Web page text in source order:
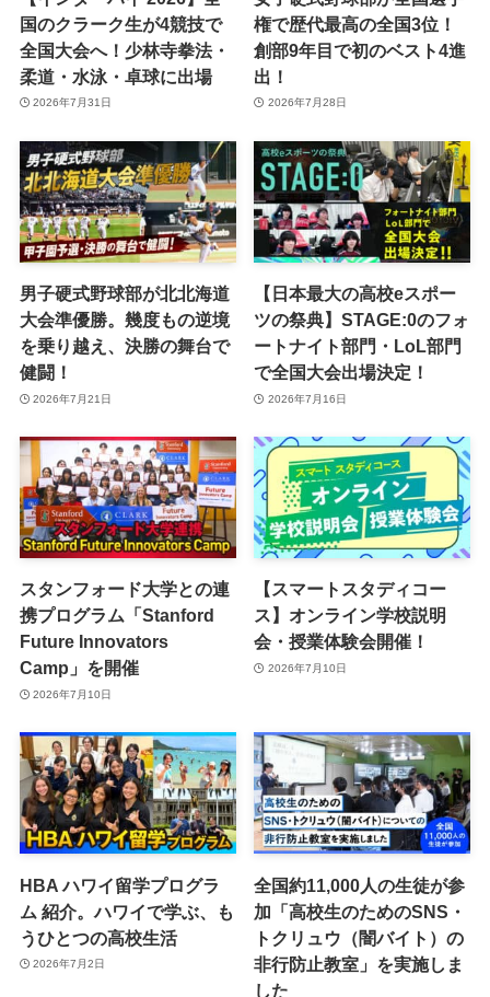
国のクラーク生が4競技で
全国大会へ！少林寺拳法・
柔道・水泳・卓球に出場
2026年7月31日
権で歴代最高の全国3位！
創部9年目で初のベスト4進
出！
2026年7月28日
男子硬式野球部が北北海道
大会準優勝。幾度もの逆境
を乗り越え、決勝の舞台で
健闘！
2026年7月21日
【日本最大の高校eスポー
ツの祭典】STAGE:0のフォ
ートナイト部門・LoL部門
で全国大会出場決定！
2026年7月16日
スタンフォード大学との連
携プログラム「Stanford
Future Innovators
Camp」を開催
2026年7月10日
【スマートスタディコー
ス】オンライン学校説明
会・授業体験会開催！
2026年7月10日
HBA ハワイ留学プログラ
ム 紹介。ハワイで学ぶ、も
うひとつの高校生活
2026年7月2日
全国約11,000人の生徒が参
加「高校生のためのSNS・
トクリュウ（闇バイト）の
非行防止教室」を実施しま
した